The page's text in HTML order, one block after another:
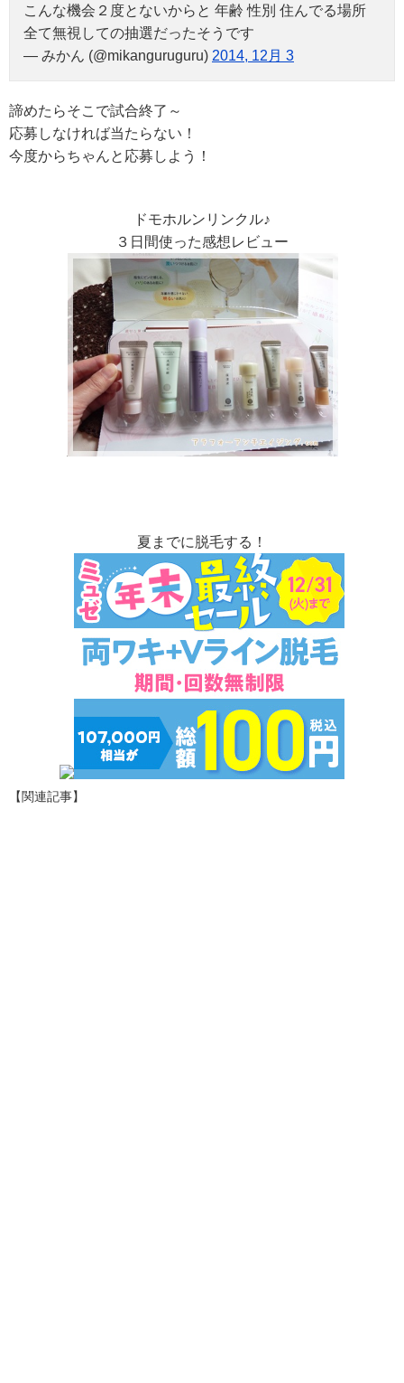
こんな機会２度とないからと 年齢 性別 住んでる場所
全て無視しての抽選だったそうです
— みかん (@mikanguruguru) 2014, 12月 3
諦めたらそこで試合終了～
応募しなければ当たらない！
今度からちゃんと応募しよう！
ドモホルンリンクル♪
３日間使った感想レビュー
夏までに脱毛する！
【関連記事】